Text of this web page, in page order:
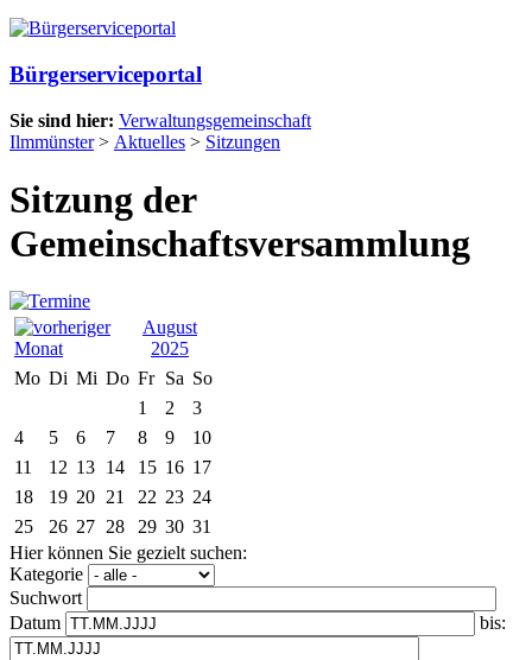
Bürgerserviceportal
Sie sind hier: Verwaltungsgemeinschaft
Ilmmünster> Aktuelles > Sitzungen
Sitzung der
Gemeinschaftsversammlung
August
2025
Mo Di Mi Do Fr Sa So
1
2
3
4
5 6 7 8 9
10
11
12 13 14 15 16 17
18
19 20 21 22 23 24
25
26 27 28 29 30 31
Hier können Sie gezielt suchen:
Kategorie
Suchwort
Datum
bis: